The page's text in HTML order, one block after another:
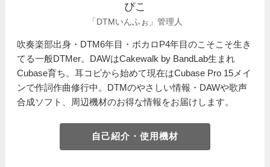
ぴこ
「DTMいんふぉ」管理人
吹奏楽部出身・DTM6年目・ボカロP4年目のこそこそ生き
てる一般DTMer。DAWはCakewalk by BandLab生まれ
Cubase育ち。耳コピから始めて現在はCubase Pro 15メイ
ンで作詞作曲修行中。DTMのやさしい情報・DAWや歌声
合成ソフト、周辺機材のお得な情報をお届けします。
自己紹介・使用機材